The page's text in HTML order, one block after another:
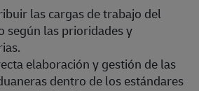
las cargas de trabajo del
según las prioridades y
elaboración y gestión de las
dentro de los estándares